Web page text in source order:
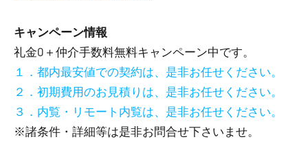
キャンペーン情報
礼金0 ＋ 仲介手数料無料キャンペーン中です。
１．都内最安値での契約は、是非お任せください。
２．初期費用のお見積りは、是非お任せください。
３．内覧・リモート内覧は、是非お任せください。
※諸条件・詳細等は是非お問合せ下さいませ。